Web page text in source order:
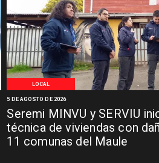
LOCAL
Seremi MINVU y SERVIU
técnica de viviendas con
11 comunas del Maule
5 DE AGOSTO DE 2026